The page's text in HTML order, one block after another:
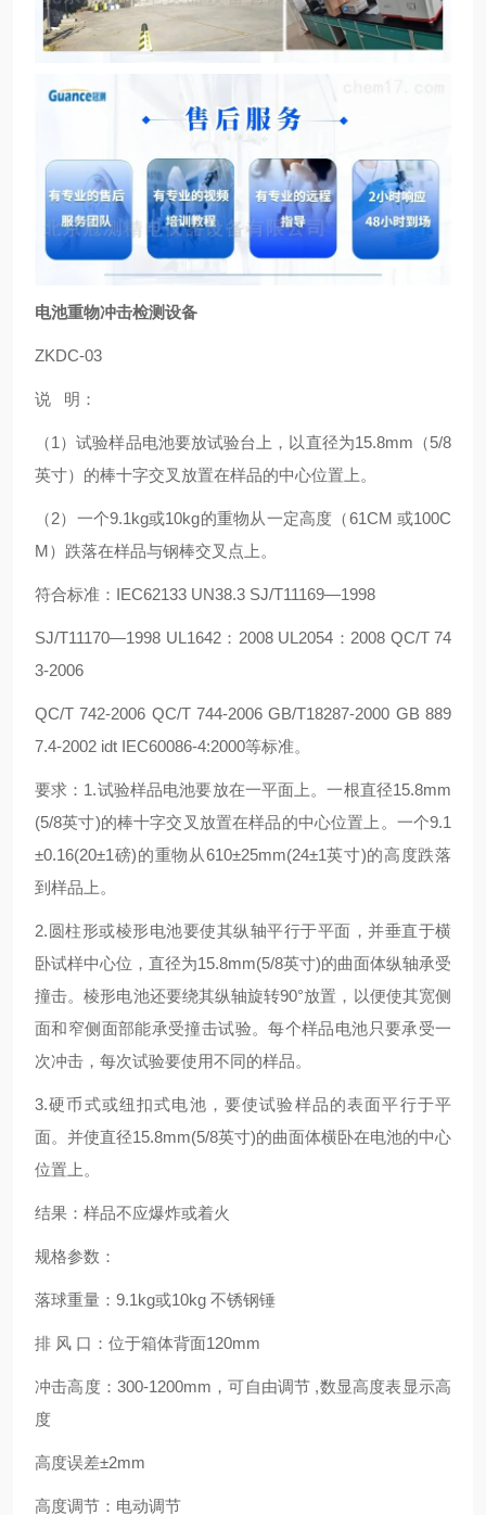
电池重物冲击检测设备
ZKDC-03
说 明：
（1）试验样品电池要放试验台上，以直径为15.8mm（5/8
英寸）的棒十字交叉放置在样品的中心位置上。
（2）一个9.1kg或10kg的重物从一定高度（61CM 或100C
M）跌落在样品与钢棒交叉点上。
符合标准：IEC62133 UN38.3 SJ/T11169—1998
SJ/T11170—1998 UL1642：2008 UL2054：2008 QC/T 74
3-2006
QC/T 742-2006 QC/T 744-2006 GB/T18287-2000 GB 889
7.4-2002 idt IEC60086-4:2000等标准。
要求：1.试验样品电池要放在一平面上。一根直径15.8mm
(5/8英寸)的棒十字交叉放置在样品的中心位置上。一个9.1
±0.16(20±1磅)的重物从610±25mm(24±1英寸)的高度跌落
到样品上。
2.圆柱形或棱形电池要使其纵轴平行于平面，并垂直于横
卧试样中心位，直径为15.8mm(5/8英寸)的曲面体纵轴承受
撞击。棱形电池还要绕其纵轴旋转90°放置，以便使其宽侧
面和窄侧面部能承受撞击试验。每个样品电池只要承受一
次冲击，每次试验要使用不同的样品。
3.硬币式或纽扣式电池，要使试验样品的表面平行于平
面。并使直径15.8mm(5/8英寸)的曲面体横卧在电池的中心
位置上。
结果：样品不应爆炸或着火
规格参数：
落球重量：9.1kg或10kg 不锈钢锤
排 风 口：位于箱体背面120mm
冲击高度：300-1200mm，可自由调节 ,数显高度表显示高
度
高度误差±2mm
高度调节：电动调节